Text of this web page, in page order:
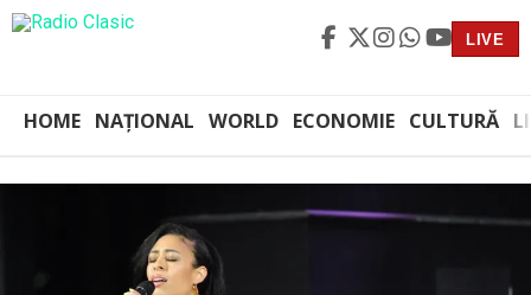
LIVE
HOME NAȚIONAL WORLD ECONOMIE CULTURĂ